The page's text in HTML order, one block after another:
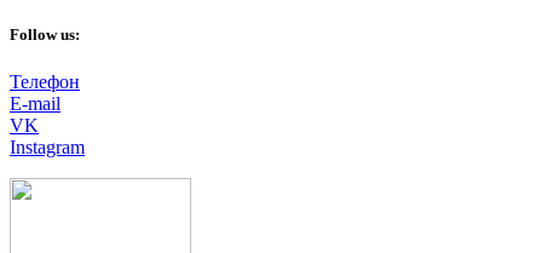
Follow us:
Телефон
E-mail
VK
Instagram